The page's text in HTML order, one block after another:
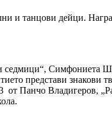
и танцови дейци.
Симфониета
представи знакови
Панчо Владигеров,